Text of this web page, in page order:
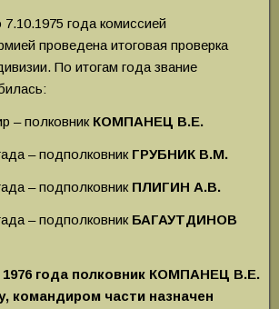
года комиссией
проведена итоговая проверка
По итогам года звание
– полковник КОМПАНЕЦ В.Е.
– подполковник ГРУБНИК В.М.
– подполковник ПЛИГИН А.В.
– подполковник БАГАУТДИНОВ
1976 года полковник КОМПАНЕЦ В.Е.
командиром части назначен